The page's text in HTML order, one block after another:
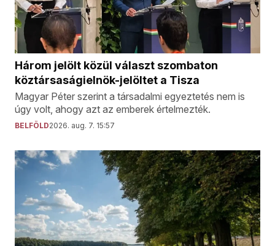
Három jelölt közül választ szombaton
köztársaságielnök-jelöltet a Tisza
Magyar Péter szerint a társadalmi egyeztetés nem is
úgy volt, ahogy azt az emberek értelmezték.
BELFÖLD2026. aug. 7. 15:57